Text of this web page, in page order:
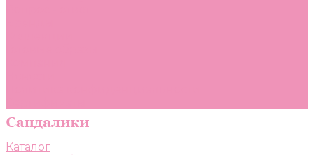
Каталог